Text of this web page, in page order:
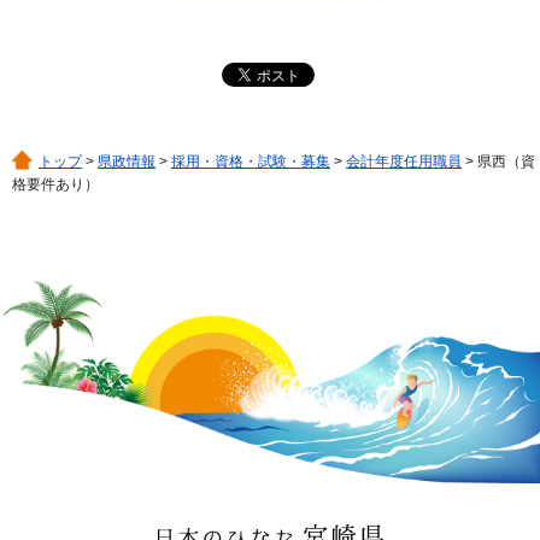
トップ> 県政情報 > 採用・資格・試験・募集 > 会計年度任用職員 > 県西（資
格要件あり）